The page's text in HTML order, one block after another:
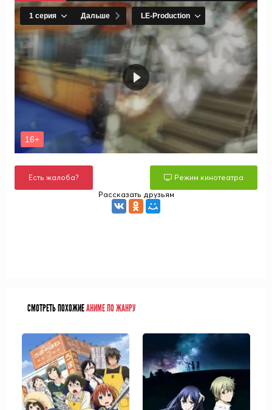
Есть жалоба?
Режим кинотеатра
Рассказать друзьям
СМОТРЕТЬ ПОХОЖИЕАНИМЕ ПО ЖАНРУ